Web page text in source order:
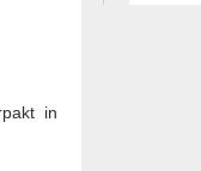
in